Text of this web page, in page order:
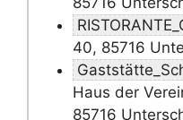
40, 85716
Haus der
85716